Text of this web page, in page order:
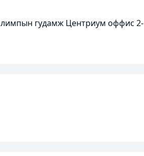
гудамж Центриум оффис 2-